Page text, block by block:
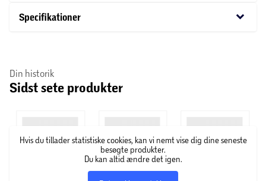
slipper en ond kraft løs, må nye og gamle Ghostbusters slå
Specifikationer keyboard_arrow_down
Din historik
Sidst sete produkter
Hvis du tillader statistiske cookies, kan vi nemt vise dig dine seneste
besøgte produkter.
Du kan altid ændre det igen.